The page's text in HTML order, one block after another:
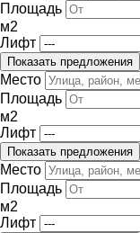
Площадь
м2
Лифт
Место
Площадь
м2
Лифт
Место
Площадь
м2
Лифт